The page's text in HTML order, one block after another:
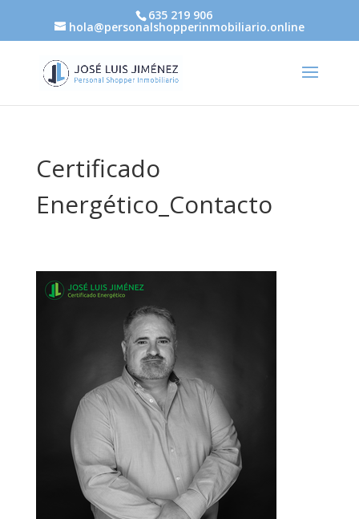
635 219 906
hola@personalshopperinmobiliario.online
Certificado
Energético_Contacto